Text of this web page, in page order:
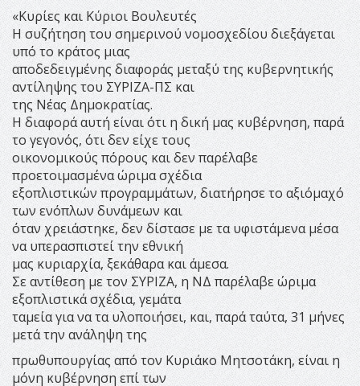
«Κυρίες και Κύριοι Βουλευτές
Η συζήτηση του σημερινού νομοσχεδίου διεξάγεται
υπό το κράτος μιας
αποδεδειγμένης διαφοράς μεταξύ της κυβερνητικής
αντίληψης του ΣΥΡΙΖΑ-ΠΣ και
της Νέας Δημοκρατίας.
Η διαφορά αυτή είναι ότι η δική μας κυβέρνηση, παρά
το γεγονός, ότι δεν είχε τους
οικονομικούς πόρους και δεν παρέλαβε
προετοιμασμένα ώριμα σχέδια
εξοπλιστικών προγραμμάτων, διατήρησε το αξιόμαχό
των ενόπλων δυνάμεων και
όταν χρειάστηκε, δεν δίστασε με τα υφιστάμενα μέσα
να υπερασπιστεί την εθνική
μας κυριαρχία, ξεκάθαρα και άμεσα.
Σε αντίθεση με τον ΣΥΡΙΖΑ, η ΝΔ παρέλαβε ώριμα
εξοπλιστικά σχέδια, γεμάτα
ταμεία για να τα υλοποιήσει, και, παρά ταύτα, 31 μήνες
μετά την ανάληψη της
πρωθυπουργίας από τον Κυριάκο Μητσοτάκη, είναι η
μόνη κυβέρνηση επί των